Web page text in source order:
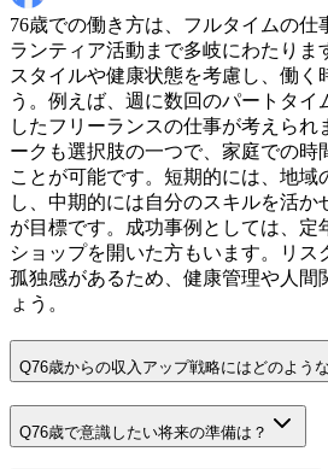
76歳での働き方は、フルタイムの仕
ランティア活動まで多岐にわたりま
スタイルや健康状態を考慮し、働く
う。例えば、週に数回のパートタイ
したフリーランスの仕事が考えられ
ークも選択肢の一つで、家庭での時
ことが可能です。短期的には、地域
し、中期的には自分のスキルを活か
が目標です。成功事例としては、定
ショップを開いた方もいます。リス
孤独感があるため、健康管理や人間
ょう。
Q76歳からの収入アップ戦略にはどのよう
Q76歳で意識したい将来の準備は？